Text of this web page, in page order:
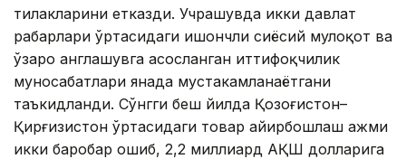
тилакларини етказди. Учрашувда икки давлат
раҳбарлари ўртасидаги ишончли сиёсий мулоқот ва
ўзаро англашувга асосланган иттифоқчилик
муносабатлари янада мустаҳкамланаётгани
таъкидланди. Сўнгги беш йилда Қозоғистон–
Қирғизистон ўртасидаги товар айирбошлаш ҳажми
икки баробар ошиб, 2,2 миллиард АҚШ долларига